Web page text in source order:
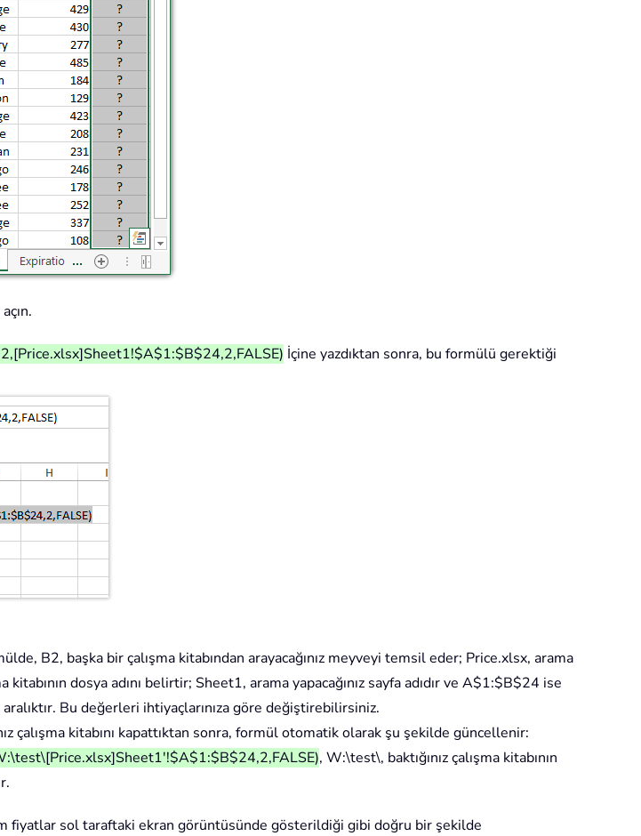
İçine yazdıktan sonra, bu formülü gerektiği
B2, başka bir çalışma kitabından arayacağınız meyveyi temsil eder; Price.xlsx, arama
kitabının dosya adını belirtir; Sheet1, arama yapacağınız sayfa adıdır ve A$1:$B$24 ise
aralıktır. Bu değerleri ihtiyaçlarınıza göre değiştirebilirsiniz.
çalışma kitabını kapattıktan sonra, formül otomatik olarak şu şekilde güncellenir:
, W:\test\, baktığınız çalışma kitabının
fiyatlar sol taraftaki ekran görüntüsünde gösterildiği gibi doğru bir şekilde